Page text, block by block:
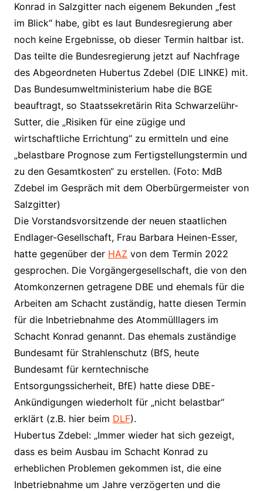
Konrad in Salzgitter nach eigenem Bekunden „fest
im Blick“ habe, gibt es laut Bundesregierung aber
noch keine Ergebnisse, ob dieser Termin haltbar ist.
Das teilte die Bundesregierung jetzt auf Nachfrage
des Abgeordneten Hubertus Zdebel (DIE LINKE) mit.
Das Bundesumweltministerium habe die BGE
beauftragt, so Staatssekretärin Rita Schwarzelühr-
Sutter, die „Risiken für eine zügige und
wirtschaftliche Errichtung“ zu ermitteln und eine
„belastbare Prognose zum Fertigstellungstermin und
zu den Gesamtkosten“ zu erstellen. (Foto: MdB
Zdebel im Gespräch mit dem Oberbürgermeister von
Salzgitter)
Die Vorstandsvorsitzende der neuen staatlichen
Endlager-Gesellschaft, Frau Barbara Heinen-Esser,
hatte gegenüber der HAZ von dem Termin 2022
gesprochen. Die Vorgängergesellschaft, die von den
Atomkonzernen getragene DBE und ehemals für die
Arbeiten am Schacht zuständig, hatte diesen Termin
für die Inbetriebnahme des Atommülllagers im
Schacht Konrad genannt. Das ehemals zuständige
Bundesamt für Strahlenschutz (BfS, heute
Bundesamt für kerntechnische
Entsorgungssicherheit, BfE) hatte diese DBE-
Ankündigungen wiederholt für „nicht belastbar“
erklärt (z.B. hier beim DLF).
Hubertus Zdebel: „Immer wieder hat sich gezeigt,
dass es beim Ausbau im Schacht Konrad zu
erheblichen Problemen gekommen ist, die eine
Inbetriebnahme um Jahre verzögerten und die